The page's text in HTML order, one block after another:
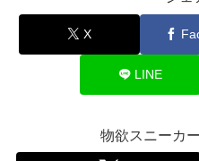
X
LINE
物欲スニーカ